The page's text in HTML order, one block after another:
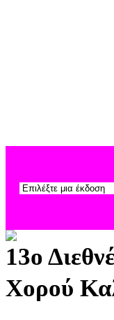
13ο
Χορού